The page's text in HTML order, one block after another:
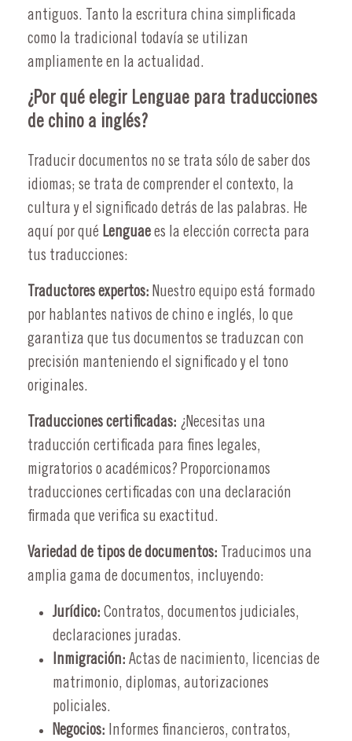
antiguos. Tanto la escritura china simplificada
como la tradicional todavía se utilizan
ampliamente en la actualidad.
¿Por qué elegir Lenguae para traducciones
de chino a inglés?
Traducir documentos no se trata sólo de saber dos
idiomas; se trata de comprender el contexto, la
cultura y el significado detrás de las palabras. He
aquí por qué Lenguae es la elección correcta para
tus traducciones:
Traductores expertos: Nuestro equipo está formado
por hablantes nativos de chino e inglés, lo que
garantiza que tus documentos se traduzcan con
precisión manteniendo el significado y el tono
originales.
Traducciones certificadas: ¿Necesitas una
traducción certificada para fines legales,
migratorios o académicos? Proporcionamos
traducciones certificadas con una declaración
firmada que verifica su exactitud.
Variedad de tipos de documentos: Traducimos una
amplia gama de documentos, incluyendo:
Jurídico: Contratos, documentos judiciales,
declaraciones juradas.
Inmigración: Actas de nacimiento, licencias de
matrimonio, diplomas, autorizaciones
policiales.
Negocios: Informes financieros, contratos,